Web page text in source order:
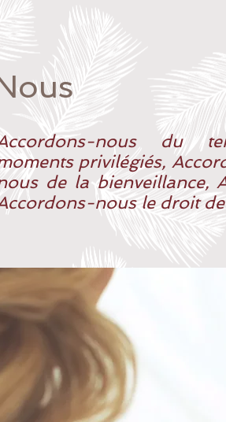
nous du
privilégiés,
de la bienveillance,
nous le droit